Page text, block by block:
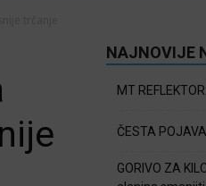
NAJNOVIJE
MT
ČESTA
GORIVO ZA